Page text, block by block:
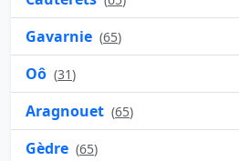
Gavarnie (65)
Oô (31)
Aragnouet (65)
Gèdre (65)